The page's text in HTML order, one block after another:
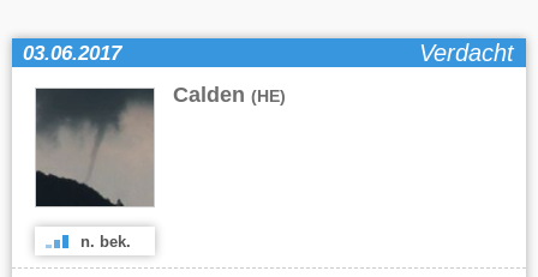
03.06.2017 Verdacht
Calden (HE)
n. bek.